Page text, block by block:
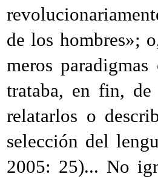
de los hombres»;
meros
trataba, en fin,
relatarlos o
selección del
2005: 25)... No